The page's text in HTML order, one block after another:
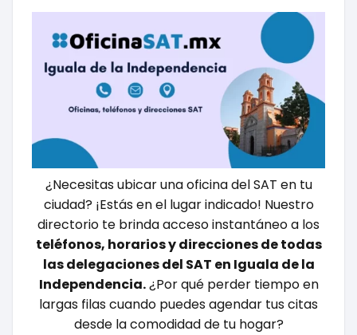
¿Necesitas ubicar una oficina del SAT en tu
ciudad? ¡Estás en el lugar indicado! Nuestro
directorio te brinda acceso instantáneo a los
teléfonos, horarios y direcciones de todas
las delegaciones del SAT en Iguala de la
Independencia.¿Por qué perder tiempo en
largas filas cuando puedes agendar tus citas
desde la comodidad de tu hogar?